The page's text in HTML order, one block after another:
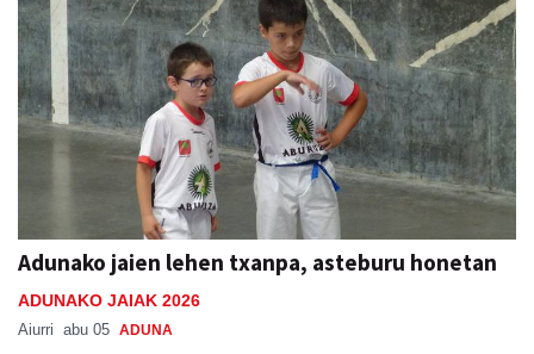
Adunako jaien lehen txanpa, asteburu honetan
ADUNAKO JAIAK 2026
Aiurri abu 05 ADUNA